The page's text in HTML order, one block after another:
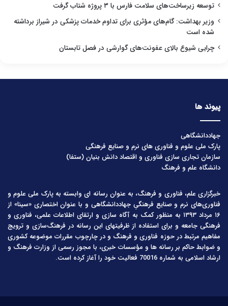
توسعه زیرساخت‌های سلامت فارس با ۳ پروژه شتاب گرفت
وزیر بهداشت: گام‌های مؤثری برای تداوم خدمات پزشکی در شیراز برداشته
شده است
چرایی شیوع بالای عفونت‌های گوارشی در فصل تابستان
پیوند ها
جهاددانشگاهی
پارک ملی علوم و فناوری های نرم و صنایع فرهنگی
سازمان تجاری سازی فناوری و اقتصاد دانش بنیان (ستفا)
دانشگاه علم و فرهنگ
خبرگزاری علم، فناوری و فرهنگ، به عنوان رسانه ای وابسته به پارک ملی علوم و
فناوری‌های نرم و صنایع فرهنگیِ جهاددانشگاهی و با عنوان اختصاری «سینا» از
۱۶ مرداد ۱۳۹۳ به منظور کمک به آگاه سازی و ارتقای اطلاعات علمی، فناوری و
فرهنگی جامعه و برای استفاده از ظرفیتهای این رسانه در فرهنگ‌سازی و ترویج
مفاهیم مرتبط در حوزه فناوری و فرهنگ و در چارچوب مقررات موضوعه کشوری
و ضوابط حاکم بر رسانه ها و مؤسسات خبری، با مجوز رسمی از وزارت فرهنگ و
ارشاد اسلامی به شماره 70016 فعالیت خود را آغاز کرده است.